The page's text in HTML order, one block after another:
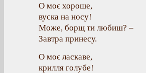
О моє хороше,
вуска на носу!
Може, борщ ти любиш? –
Завтра принесу.
О моє ласкаве,
крилля голубе!